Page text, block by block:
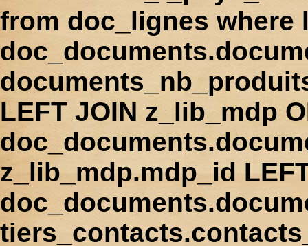
from doc_lignes where
LEFT JOIN z_lib_mdp
z_lib_mdp.mdp_id